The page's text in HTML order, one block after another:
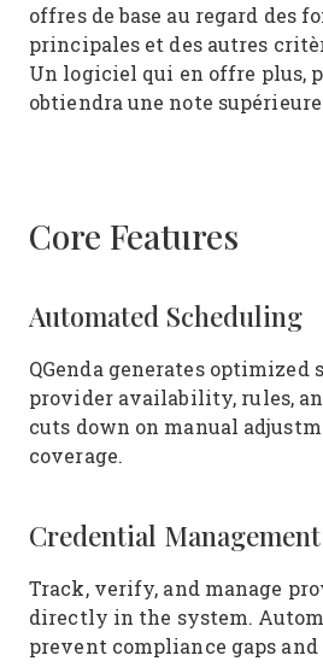
offres de base au regard des
principales et des autres
Un logiciel qui en offre plus,
obtiendra une note
Core Features
Automated Scheduling
QGenda generates optimized
provider availability, rules,
cuts down on manual
coverage.
Credential Management
Track, verify, and manage
directly in the system.
prevent compliance gaps